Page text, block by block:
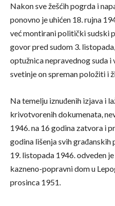
Nakon sve žešćih pogrda i
ponovno je uhićen 18. rujna
već montirani politički sudski
govor pred sudom 3.
optužnica nepravednog suda
svetinje on spreman položiti i
Na temelju iznuđenih izjava i
krivotvorenih dokumenata,
1946. na 16 godina zatvora i
godina lišenja svih građanskih
19. listopada 1946. odveden
kazneno-popravni dom u
prosinca 1951.